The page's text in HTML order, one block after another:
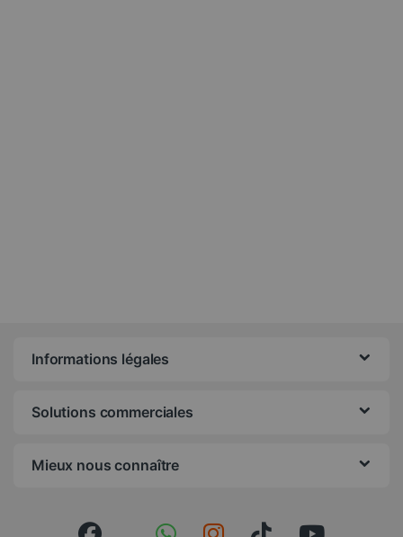
Informations légales
Solutions commerciales
Mieux nous connaître